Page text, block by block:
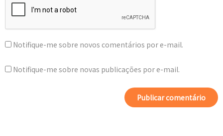
Notifique-me sobre novos comentários por e-mail.
Notifique-me sobre novas publicações por e-mail.